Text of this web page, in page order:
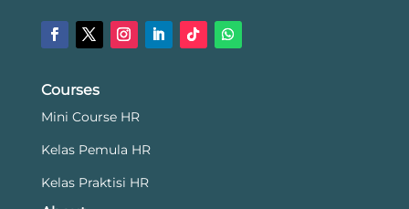
Courses
Mini Course HR
Kelas Pemula HR
Kelas Praktisi HR